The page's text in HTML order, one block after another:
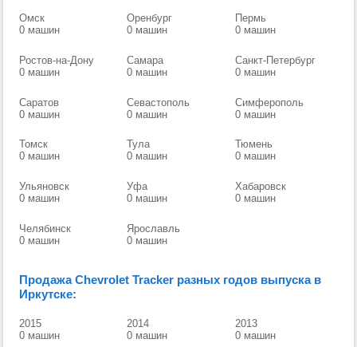
Омск
0 машин
Оренбург
0 машин
Пермь
0 машин
Ростов-на-Дону
0 машин
Самара
0 машин
Санкт-Петербург
0 машин
Саратов
0 машин
Севастополь
0 машин
Симферополь
0 машин
Томск
0 машин
Тула
0 машин
Тюмень
0 машин
Ульяновск
0 машин
Уфа
0 машин
Хабаровск
0 машин
Челябинск
0 машин
Ярославль
0 машин
Продажа Chevrolet Tracker разных годов выпуска в
Иркутске:
2015
0 машин
2014
0 машин
2013
0 машин